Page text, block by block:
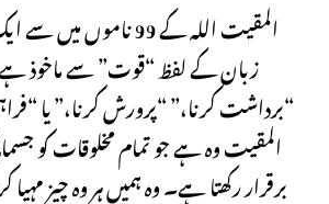
المقیت اللہ کے 99
زبان کے لفظ “قوت” سے ماخوذ
“برداشت کرنا،” “پرورش کرنا،” یا
المقیت وہ ہے جو تمام مخلوقات کو
برقرار رکھتا ہے۔ وہ ہمیں ہر وہ چیز